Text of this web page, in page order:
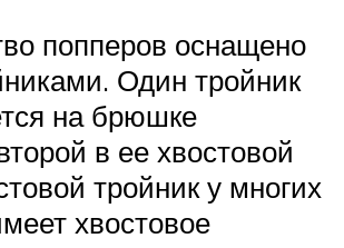
попперов оснащено
Один тройник
на брюшке
в ее хвостовой
тройник у многих
хвостовое